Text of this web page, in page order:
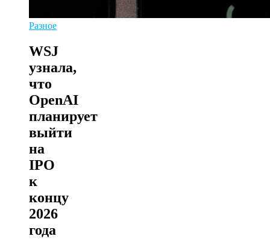
Разное
WSJ
узнала,
что
OpenAI
планирует
выйти
на
IPO
к
концу
2026
года